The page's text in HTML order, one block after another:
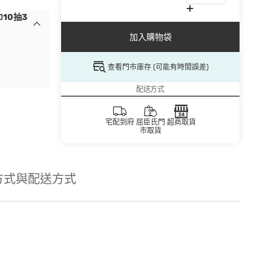
加入購物袋
查看門市庫存 (可能有時間誤差)
配送方式
宅配到府 屈臣氏門
市取貨
超商取貨
10抽3
式與配送方式